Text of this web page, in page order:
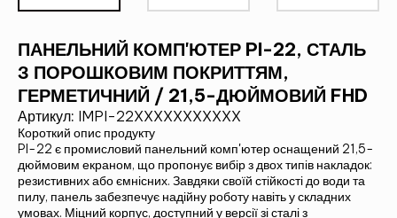
ПАНЕЛЬНИЙ КОМП'ЮТЕР PI-22, СТАЛЬ
З ПОРОШКОВИМ ПОКРИТТЯМ,
ГЕРМЕТИЧНИЙ / 21,5-ДЮЙМОВИЙ FHD
Артикул: IMPI-22XXXXXXXXXXX
Короткий опис продукту
PI-22 є промисловий панельний комп'ютероснащений 21,5-
дюймовим екраном, що пропонує вибір з двох типів накладок:
резистивних або ємнісних. Завдяки своїй стійкості до води та
пилу, панель забезпечує надійну роботу навіть у складних
умовах. Міцний корпус, доступний у версії зі сталі з